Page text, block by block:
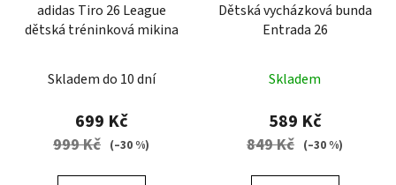
adidas Tiro 26 League
dětská tréninková mikina
Skladem do 10 dní
699 Kč
999 Kč (–30 %)
Dětská vycházková bunda
Entrada 26
Skladem
589 Kč
849 Kč (–30 %)